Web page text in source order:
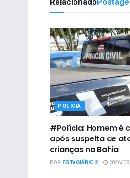
POLÍCIA
#Polícia: Homem é
após suspeita de
crianças na Bahia
POR ESTAGIÁRIO 2 2026/